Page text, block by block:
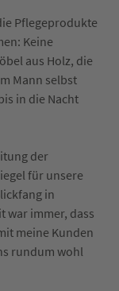
Pflegeprodukte
Keine
aus Holz, die
Mann selbst
in die Nacht
der
für unsere
in
war immer, dass
meine Kunden
rundum wohl